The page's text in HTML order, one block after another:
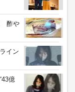
酢や
イン
億